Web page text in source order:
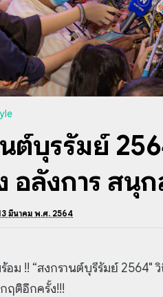
ต์บุรีรัมย์
อลังการ สนุ
มีนาคม พ.ศ. 2564
อม !! “สงกรานต์บุรีรัมย์
ฤติอีกครั้ง!!!